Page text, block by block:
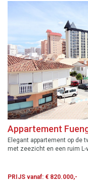
Appartement
Elegant appartement op de
met zeezicht en een ruim L-
PRIJS vanaf: € 820.000,-